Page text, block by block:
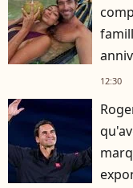
12:30